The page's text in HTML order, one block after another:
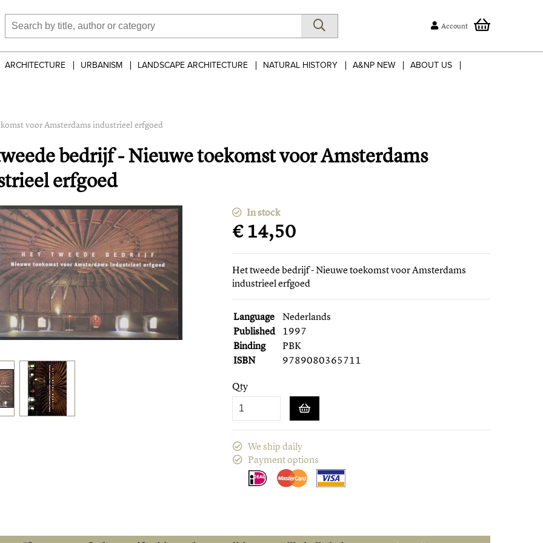
Account
ARCHITECTURE URBANISM LANDSCAPE ARCHITECTURE NATURAL HISTORY A&NP NEW ABOUT US
voor Amsterdams industrieel erfgoed
bedrijf - Nieuwe toekomst voor Amsterdams
erfgoed
In stock
€ 14,50
Het tweede bedrijf - Nieuwe toekomst voor Amsterdams
industrieel erfgoed
Language
Nederlands
Published 1997
Binding
PBK
ISBN
9789080365711
Qty
We ship daily
Payment options